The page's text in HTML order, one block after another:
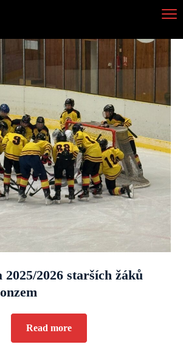
2025/2026 starších žáků
Read more